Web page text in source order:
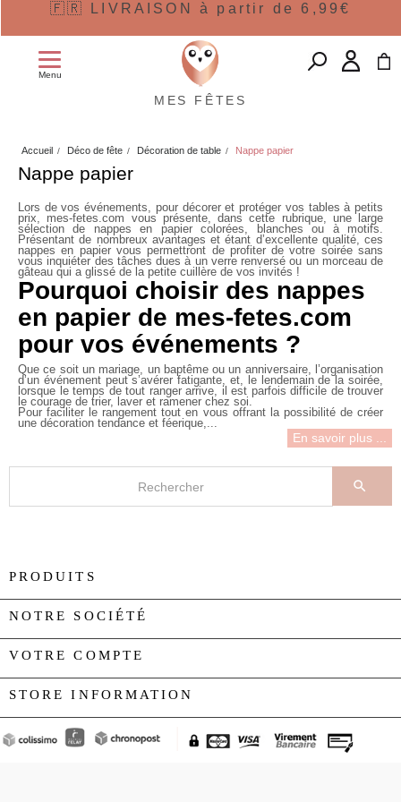
🇫🇷 LIVRAISON à partir de 6,99€
Menu
MES FÊTES
Accueil Déco de fête Décoration de table Nappe papier
Nappe papier
Lors de vos événements, pour décorer et protéger vos tables à petits
prix, mes-fetes.com vous présente, dans cette rubrique, une large
sélection de nappes en papiercolorées, blanches ou à motifs.
Présentant de nombreux avantages et étant d’excellente qualité, ces
nappes en papier vous permettront de profiter de votre soirée sans
vous inquiéter des tâches dues à un verre renversé ou un morceau de
gâteau qui a glissé de la petite cuillère de vos invités !
Pourquoi choisir des nappes
en papier de mes-fetes.com
pour vos événements ?
Que ce soit un mariage, un baptême ou un anniversaire, l’organisation
d’un événement peut s’avérer fatigante, et, le lendemain de la soirée,
lorsque le temps de tout ranger arrive, il est parfois difficile de trouver
le courage de trier, laver et ramener chez soi.
Pour faciliter le rangement tout en vous offrant la possibilité de créer
une décoration tendance et féerique,...
En savoir plus ...

PRODUITS
NOTRE SOCIÉTÉ
VOTRE COMPTE
STORE INFORMATION